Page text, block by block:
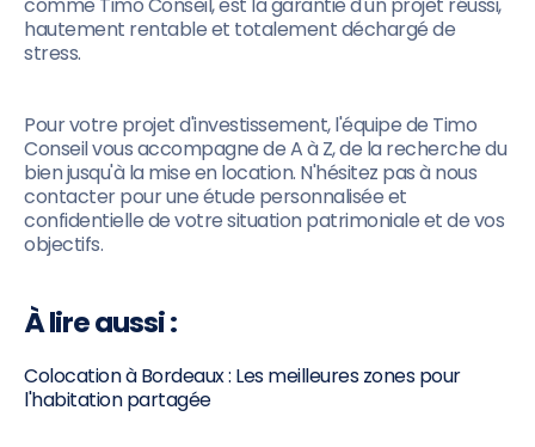
hautement rentable et totalement déchargé de
stress.
Pour votre projet d'investissement, l'équipe de Timo
Conseil vous accompagne de A à Z, de la recherche du
bien jusqu'à la mise en location. N'hésitez pas à nous
contacter pour une étude personnalisée et
confidentielle de votre situation patrimoniale et de vos
objectifs.
À lire aussi :
Colocation à Bordeaux : Les meilleures zones pour
l'habitation partagée